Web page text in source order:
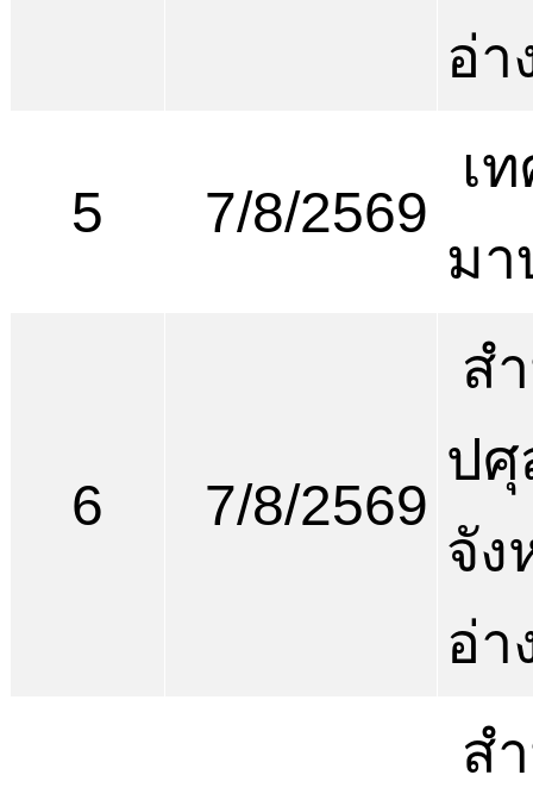
อ่า
5 7/8/2569
เ
ม
6 7/8/2569
ส
ปศุ
จัง
อ่า
ส